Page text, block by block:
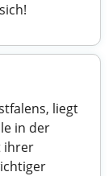
liegt
in der
ihrer